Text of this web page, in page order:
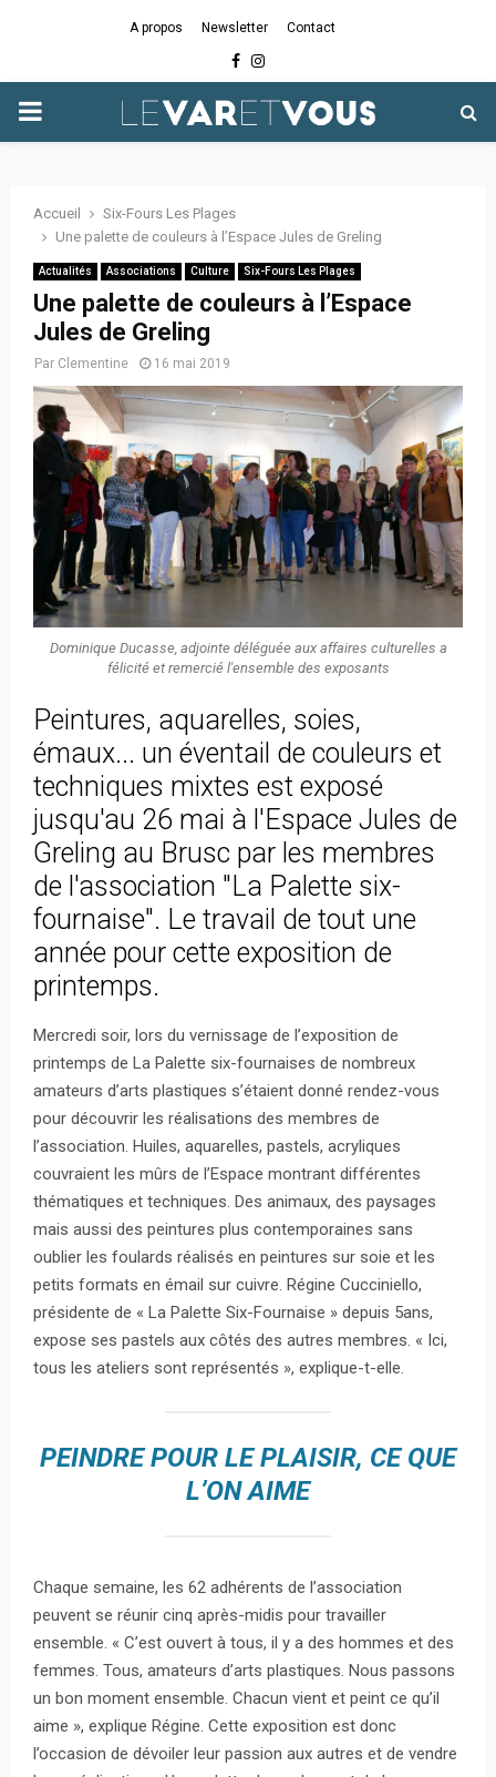
A propos Newsletter Contact
Facebook
Instagram
PRIMARY
Accueil
Six-Fours Les Plages
Une palette de couleurs à l’Espace Jules de Greling
Actualités Associations Culture Six-Fours Les Plages
Une palette de couleurs à l’Espace
Jules de Greling
Par Clementine 16 mai 2019
Dominique Ducasse, adjointe déléguée aux affaires culturelles a
félicité et remercié l'ensemble des exposants
Peintures, aquarelles, soies,
émaux... un éventail de couleurs et
techniques mixtes est exposé
jusqu'au 26 mai à l'Espace Jules de
Greling au Brusc par les membres
de l'association "La Palette six-
fournaise". Le travail de tout une
année pour cette exposition de
printemps.
Mercredi soir, lors du vernissage de l’exposition de
printemps de La Palette six-fournaises de nombreux
amateurs d’arts plastiques s’étaient donné rendez-vous
pour découvrir les réalisations des membres de
l’association. Huiles, aquarelles, pastels, acryliques
couvraient les mûrs de l’Espace montrant différentes
thématiques et techniques. Des animaux, des paysages
mais aussi des peintures plus contemporaines sans
oublier les foulards réalisés en peintures sur soie et les
petits formats en émail sur cuivre. Régine Cucciniello,
présidente de « La Palette Six-Fournaise » depuis 5ans,
expose ses pastels aux côtés des autres membres. « Ici,
tous les ateliers sont représentés », explique-t-elle.
PEINDRE POUR LE PLAISIR, CE QUE
L’ON AIME
Chaque semaine, les 62 adhérents de l’association
peuvent se réunir cinq après-midis pour travailler
ensemble. « C’est ouvert à tous, il y a des hommes et des
femmes. Tous, amateurs d’arts plastiques. Nous passons
un bon moment ensemble. Chacun vient et peint ce qu’il
aime », explique Régine. Cette exposition est donc
l’occasion de dévoiler leur passion aux autres et de vendre